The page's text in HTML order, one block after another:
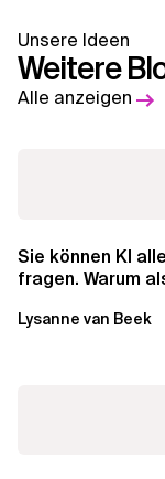
Unsere Ideen
Weitere
Alle anzeigen
Sie können KI
fragen. Warum
noch?
Lysanne van Beek